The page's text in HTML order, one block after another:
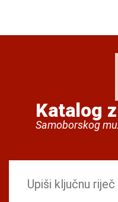
Katalog
Samoborskog